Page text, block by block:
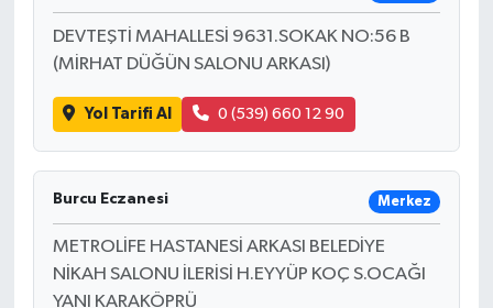
DEVTEŞTİ MAHALLESİ 9631.SOKAK NO:56 B
(MİRHAT DÜĞÜN SALONU ARKASI)
Yol Tarifi Al 0 (539) 660 12 90
Burcu Eczanesi Merkez
METROLİFE HASTANESİ ARKASI BELEDİYE
NİKAH SALONU İLERİSİ H.EYYÜP KOÇ S.OCAĞI
YANI KARAKÖPRÜ